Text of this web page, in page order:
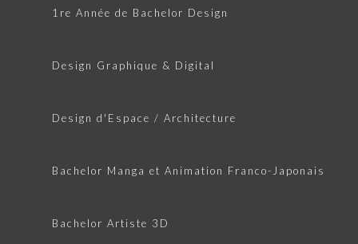
1re Année de Bachelor Design
Design Graphique & Digital
Design d'Espace / Architecture
Bachelor Manga et Animation Franco-Japonais
Bachelor Artiste 3D